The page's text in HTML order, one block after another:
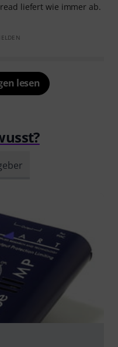
liefert wie immer ab.
lesen